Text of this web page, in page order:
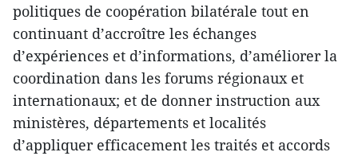
politiques de coopération bilatérale tout en
continuant d’accroître les échanges
d’expériences et d’informations, d’améliorer la
coordination dans les forums régionaux et
internationaux; et de donner instruction aux
ministères, départements et localités
d’appliquer efficacement les traités et accords